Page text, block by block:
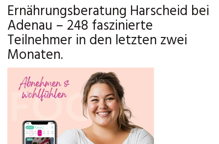
Ernährungsberatung Harscheid bei
Adenau – 248 faszinierte
Teilnehmer in den letzten zwei
Monaten.